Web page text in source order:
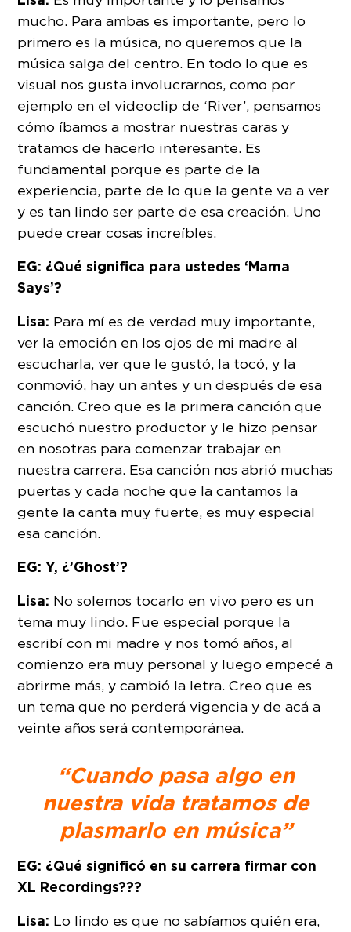
mucho. Para ambas es importante, pero lo
primero es la música, no queremos que la
música salga del centro. En todo lo que es
visual nos gusta involucrarnos, como por
ejemplo en el videoclip de ‘River’, pensamos
cómo íbamos a mostrar nuestras caras y
tratamos de hacerlo interesante. Es
fundamental porque es parte de la
experiencia, parte de lo que la gente va a ver
y es tan lindo ser parte de esa creación. Uno
puede crear cosas increíbles.
EG: ¿Qué significa para ustedes ‘Mama
Says’?
Lisa: Para mí es de verdad muy importante,
ver la emoción en los ojos de mi madre al
escucharla, ver que le gustó, la tocó, y la
conmovió, hay un antes y un después de esa
canción. Creo que es la primera canción que
escuchó nuestro productor y le hizo pensar
en nosotras para comenzar trabajar en
nuestra carrera. Esa canción nos abrió muchas
puertas y cada noche que la cantamos la
gente la canta muy fuerte, es muy especial
esa canción.
EG: Y, ¿’Ghost’?
Lisa: No solemos tocarlo en vivo pero es un
tema muy lindo. Fue especial porque la
escribí con mi madre y nos tomó años, al
comienzo era muy personal y luego empecé a
abrirme más, y cambió la letra. Creo que es
un tema que no perderá vigencia y de acá a
veinte años será contemporánea.
“Cuando pasa algo en
nuestra vida tratamos de
plasmarlo en música”
EG: ¿Qué significó en su carrera firmar con
XL Recordings???
Lisa: Lo lindo es que no sabíamos quién era,